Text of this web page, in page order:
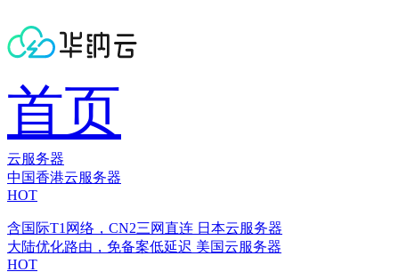
首页
云服务器
中国香港云服务器
HOT
含国际T1网络，CN2三网直连 日本云服务器
大陆优化路由，免备案低延迟 美国云服务器
HOT